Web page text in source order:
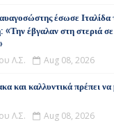
έσωσε Ιταλίδα
έβγαλαν στη στεριά
Λ.Σ. Aug 08, 2026
και καλλυντικά πρέπει να
Λ.Σ. Aug 08, 2026